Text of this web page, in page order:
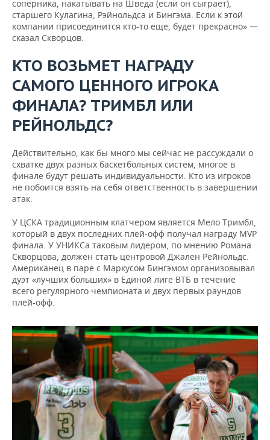
соперника, накатывать на Шведа (если он сыграет),
старшего Кулагина, Рэйнольдса и Бингэма. Если к этой
компании присоединится кто-то еще, будет прекрасно» —
сказал Скворцов.
КТО ВОЗЬМЕТ НАГРАДУ
САМОГО ЦЕННОГО ИГРОКА
ФИНАЛА? ТРИМБЛ ИЛИ
РЕЙНОЛЬДС?
Действительно, как бы много мы сейчас не рассуждали о
схватке двух разных баскетбольных систем, многое в
финале будут решать индивидуальности. Кто из игроков
не побоится взять на себя ответственность в завершении
атак.
У ЦСКА традиционным клатчером является Мело Тримбл,
который в двух последних плей-офф получал награду MVP
финала. У УНИКСа таковым лидером, по мнению Романа
Скворцова, должен стать центровой Джален Рейнольдс.
Американец в паре с Маркусом Бингэмом организовывал
дуэт «лучших больших» в Единой лиге ВТБ в течение
всего регулярного чемпионата и двух первых раундов
плей-офф.